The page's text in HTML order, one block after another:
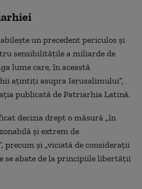
un precedent periculos şi
sensibilităţile a miliarde de
lume care, în această
aţintiţi asupra Ierusalimului”,
publicată de Patriarhia Latină.
decizia drept o măsură „în
şi extrem de
precum şi „viciată de consideraţii
se abate de la principiile libertăţii